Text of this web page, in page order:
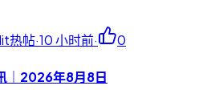
热帖·10 小时前· 0
｜2026年8月8日